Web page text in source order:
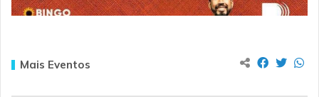
Mais Eventos